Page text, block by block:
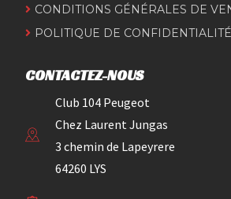
CONDITIONS GÉNÉRALES DE
POLITIQUE DE CONFIDENTIALITÉ
CONTACTEZ-NOUS
Club 104 Peugeot
Chez Laurent Jungas
3 chemin de Lapeyrere
64260 LYS